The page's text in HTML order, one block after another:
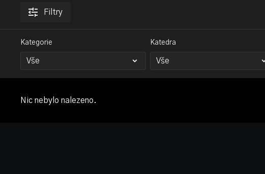
Filtry
Kategorie Katedra
Nic nebylo nalezeno.